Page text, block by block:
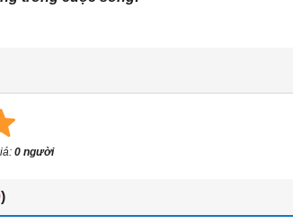
0 người
)